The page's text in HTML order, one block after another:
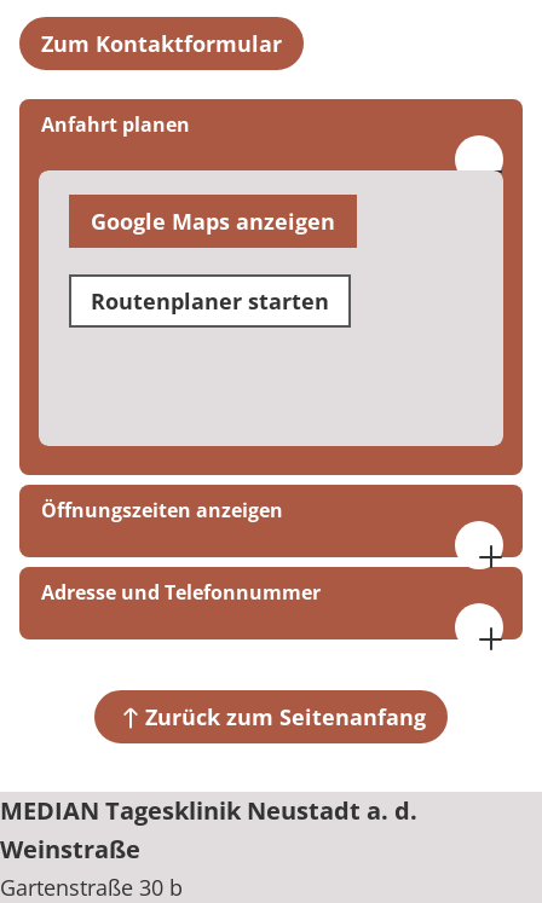
Zum Kontaktformular
Anfahrt planen
Google Maps anzeigen
Routenplaner starten
Öffnungszeiten anzeigen
09:00 bis 16:00 Uhr
Adresse und Telefonnummer
67433 Neustadt a. d. Weinstraße
Zurück zum Seitenanfang
MEDIAN Tagesklinik Neustadt a. d.
Weinstraße
Gartenstraße 30 b